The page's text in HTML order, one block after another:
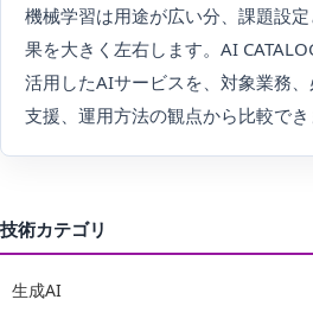
機械学習は用途が広い分、課題設
果を大きく左右します。AI
活用したAIサービスを、対象業務
支援、運用方法の観点から比較でき
技術カテゴリ
生成AI